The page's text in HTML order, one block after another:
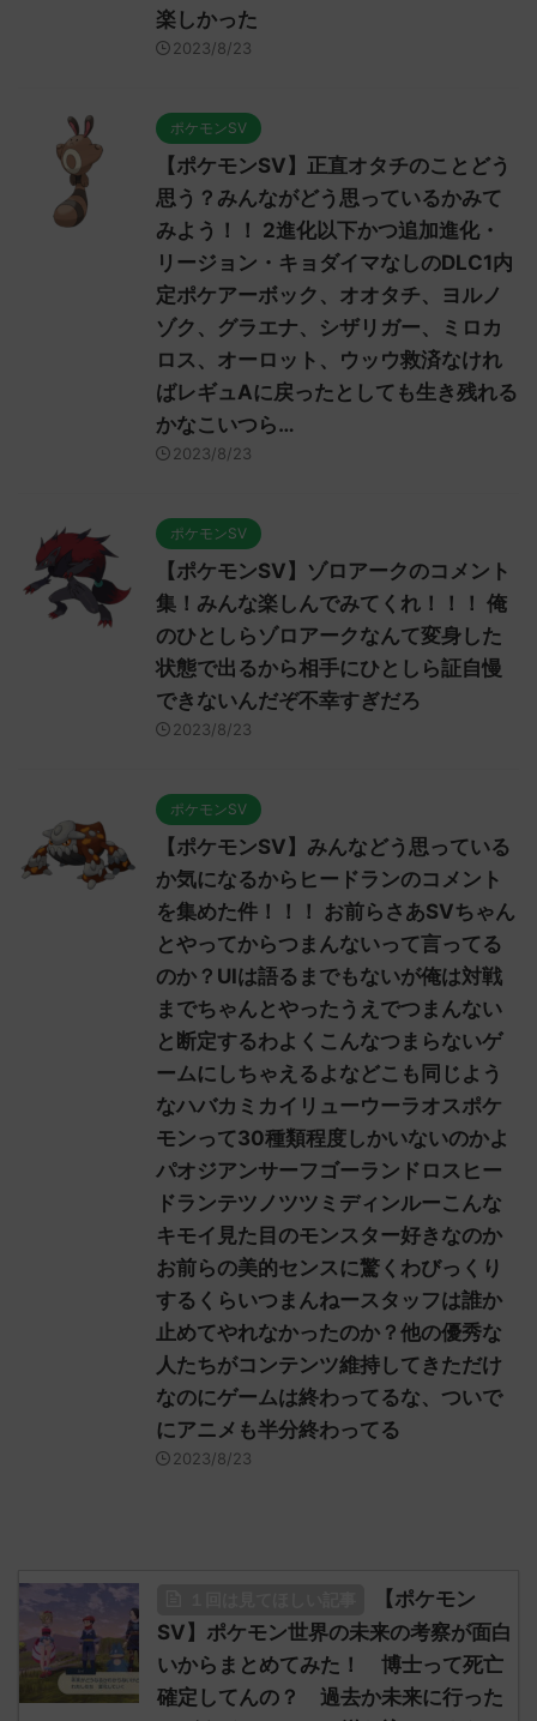
楽しかった
2023/8/23
ポケモンSV
【ポケモンSV】正直オタチのことどう
思う？みんながどう思っているかみて
みよう！！ 2進化以下かつ追加進化・
リージョン・キョダイマなしのDLC1内
定ポケアーボック、オオタチ、ヨルノ
ゾク、グラエナ、シザリガー、ミロカ
ロス、オーロット、ウッウ救済なけれ
ばレギュAに戻ったとしても生き残れる
かなこいつら…
2023/8/23
ポケモンSV
【ポケモンSV】ゾロアークのコメント
集！みんな楽しんでみてくれ！！！ 俺
のひとしらゾロアークなんて変身した
状態で出るから相手にひとしら証自慢
できないんだぞ不幸すぎだろ
2023/8/23
ポケモンSV
【ポケモンSV】みんなどう思っている
か気になるからヒードランのコメント
を集めた件！！！ お前らさあSVちゃん
とやってからつまんないって言ってる
のか？UIは語るまでもないが俺は対戦
までちゃんとやったうえでつまんない
と断定するわよくこんなつまらないゲ
ームにしちゃえるよなどこも同じよう
なハバカミカイリューウーラオスポケ
モンって30種類程度しかいないのかよ
パオジアンサーフゴーランドロスヒー
ドランテツノツツミディンルーこんな
キモイ見た目のモンスター好きなのか
お前らの美的センスに驚くわびっくり
するくらいつまんねースタッフは誰か
止めてやれなかったのか？他の優秀な
人たちがコンテンツ維持してきただけ
なのにゲームは終わってるな、ついで
にアニメも半分終わってる
2023/8/23
【ポケモン
SV】ポケモン世界の未来の考察が面白
いからまとめてみた！ 博士って死亡
確定してんの？ 過去か未来に行った